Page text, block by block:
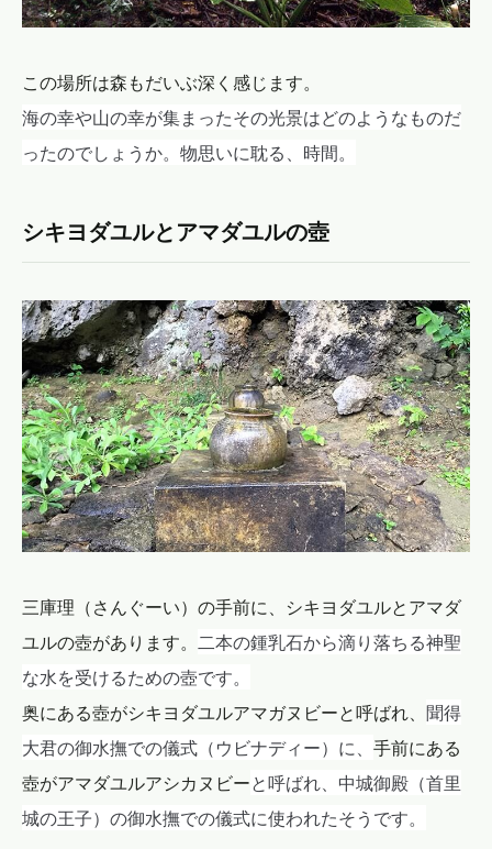
この場所は森もだいぶ深く感じます。
海の幸や山の幸が集まったその光景はどのようなものだ
ったのでしょうか。物思いに耽る、時間。
シキヨダユルとアマダユルの壺
三庫理（さんぐーい）の手前に、シキヨダユルとアマダ
ユルの壺があります。 二本の鍾乳石から滴り落ちる神聖
な水を受けるための壺です。
奥にある壺がシキヨダユルアマガヌビーと呼ばれ、 聞得
大君の御水撫での儀式 （ウビナディー）に、 手前にある
壺がアマダユルアシカヌビーと呼ばれ、 中城御殿（首里
城の王子） の御水撫での儀式に使われたそうです。